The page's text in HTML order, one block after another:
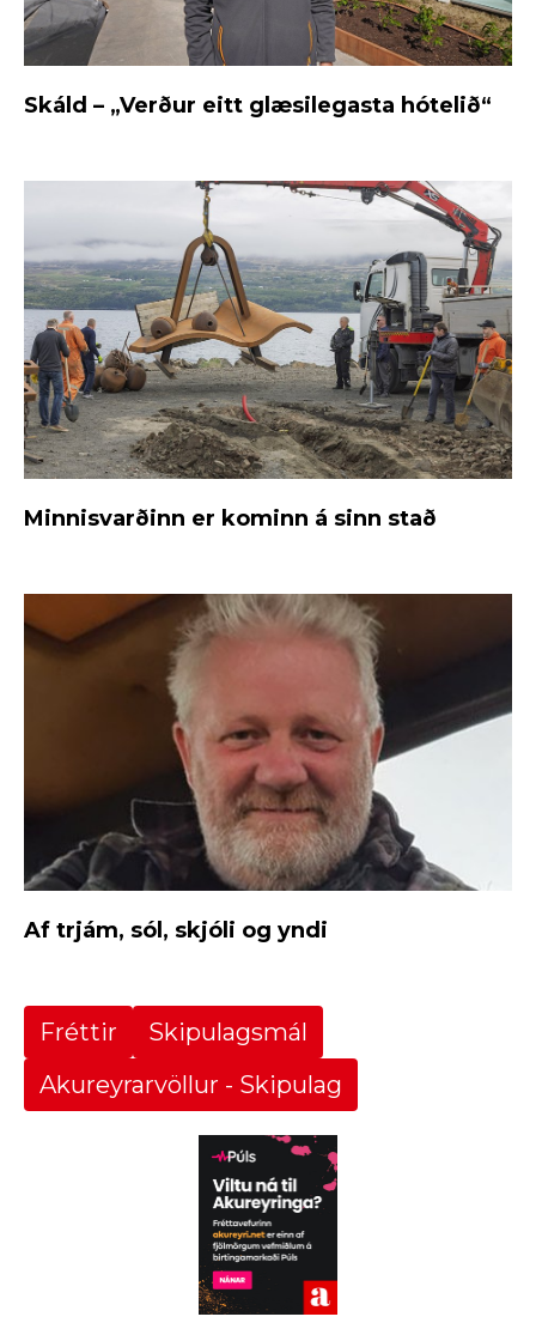
Skáld – „Verður eitt glæsilegasta hótelið“
Minnisvarðinn er kominn á sinn stað
Af trjám, sól, skjóli og yndi
Fréttir
Skipulagsmál
Akureyrarvöllur - Skipulag